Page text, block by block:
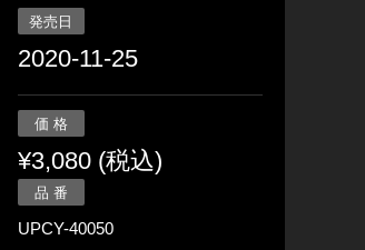
発売日
2020-11-25
価 格
¥3,080 (税込)
品 番
UPCY-40050